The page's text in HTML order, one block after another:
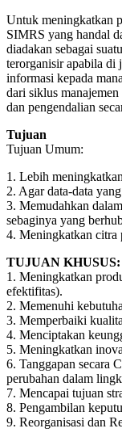
Untuk meningkatkan
SIMRS yang handal
diadakan sebagai
terorganisir apabila di
informasi kepada
dari siklus manajemen
dan pengendalian
Tujuan
Tujuan Umum:
1. Lebih
2. Agar data-data
3. Memudahkan
sebaginya yang
4. Meningkatkan citra
TUJUAN KHUSUS:
1. Meningkatkan
efektifitas).
2. Memenuhi
3. Memperbaiki
4. Menciptakan
5. Meningkatkan
6. Tanggapan secara
perubahan dalam
7. Mencapai tujuan
8. Pengambilan
9. Reorganisasi dan